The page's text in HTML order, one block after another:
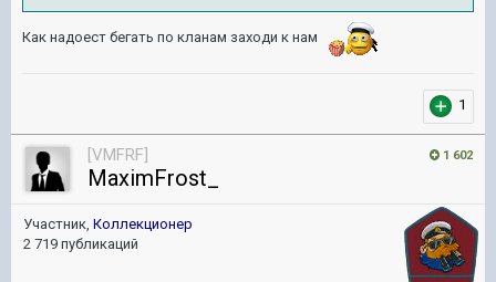
Как надоест бегать по кланам заходи к нам
1
1 602
[VMFRF]
MaximFrost_
Участник, Коллекционер
2 719 публикаций